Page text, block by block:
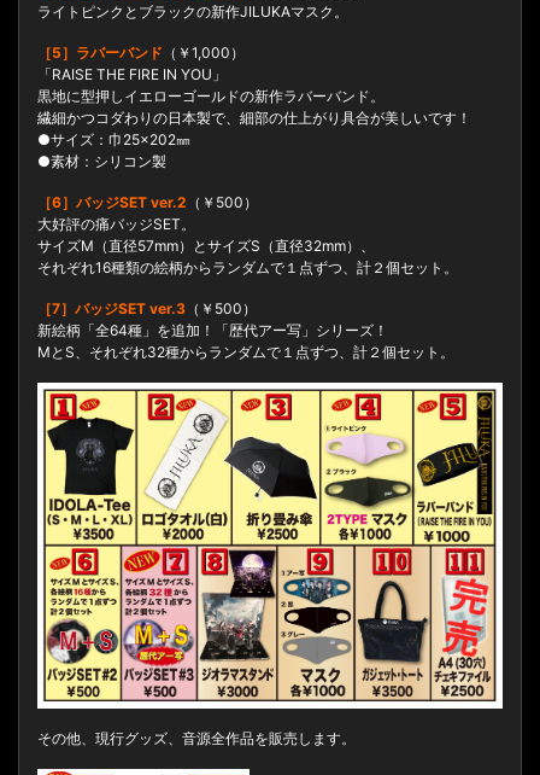
ライトピンクとブラックの新作JILUKAマスク。
［5］ラバーバンド （￥1,000）
「RAISE THE FIRE IN YOU」
黒地に型押しイエローゴールドの新作ラバーバンド。
繊細かつコダわりの日本製で、細部の仕上がり具合が美しいです！
●サイズ：巾25×202㎜
●素材：シリコン製
［6］バッジSET ver.2 （￥500）
大好評の痛バッジSET。
サイズM（直径57mm）とサイズS（直径32mm）、
それぞれ16種類の絵柄からランダムで１点ずつ、計２個セット。
［7］バッジSET ver.3 （￥500）
新絵柄「全64種」を追加！「歴代アー写」シリーズ！
MとS、それぞれ32種からランダムで１点ずつ、計２個セット。
その他、現行グッズ、音源全作品を販売します。